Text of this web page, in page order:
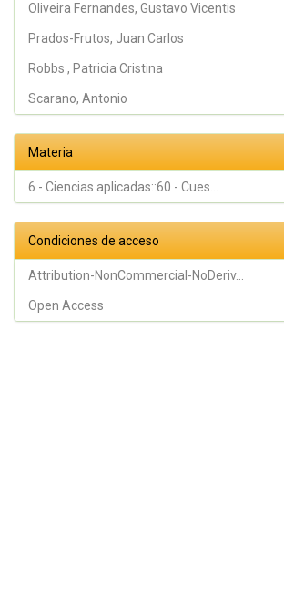
Oliveira Fernandes, Gustavo Vicentis
Prados-Frutos, Juan Carlos
Robbs , Patricia Cristina
Scarano, Antonio
Materia
6 - Ciencias aplicadas::60 - Cues...
Condiciones de acceso
Attribution-NonCommercial-NoDeriv...
Open Access